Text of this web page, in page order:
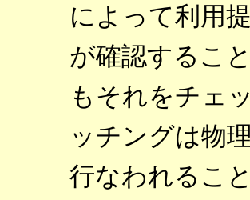
によって利用
が確認するこ
もそれをチェ
ッチングは物
行なわれるこ